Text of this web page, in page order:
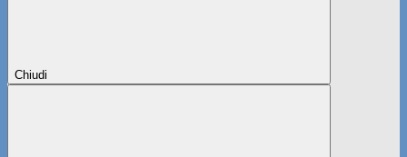
Chiudi